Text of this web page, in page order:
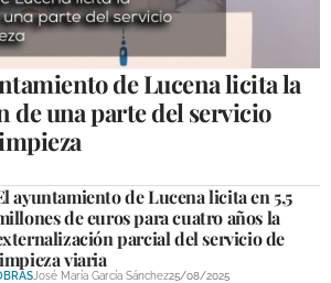
de Lucena licita la
de una parte del servicio
ayuntamiento de Lucena licita en 5,5
de euros para cuatro años la
parcial del servicio de
viaria
José María García Sánchez25/08/2025